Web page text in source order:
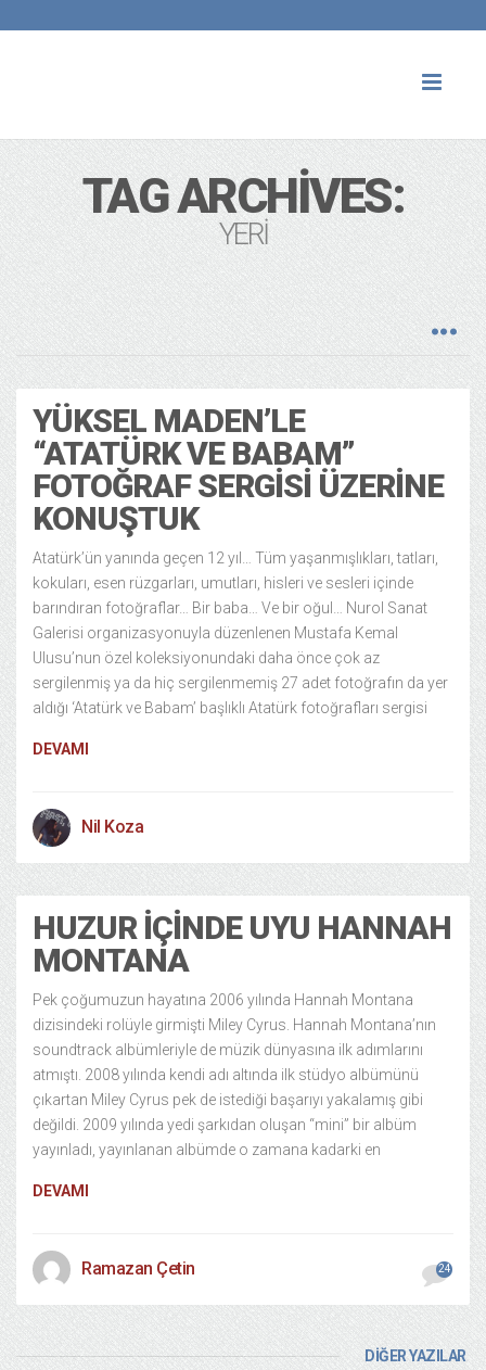
TAG ARCHIVES:
YERI
YÜKSEL MADEN’LE
“ATATÜRK VE BABAM”
FOTOĞRAF SERGISI ÜZERINE
KONUŞTUK
Atatürk’ün yanında geçen 12 yıl… Tüm yaşanmışlıkları, tatları,
kokuları, esen rüzgarları, umutları, hisleri ve sesleri içinde
barındıran fotoğraflar… Bir baba… Ve bir oğul… Nurol Sanat
Galerisi organizasyonuyla düzenlenen Mustafa Kemal
Ulusu’nun özel koleksiyonundaki daha önce çok az
sergilenmiş ya da hiç sergilenmemiş 27 adet fotoğrafın da yer
aldığı ‘Atatürk ve Babam’ başlıklı Atatürk fotoğrafları sergisi
DEVAMI
Nil Koza
HUZUR İÇINDE UYU HANNAH
MONTANA
Pek çoğumuzun hayatına 2006 yılında Hannah Montana
dizisindeki rolüyle girmişti Miley Cyrus. Hannah Montana’nın
soundtrack albümleriyle de müzik dünyasına ilk adımlarını
atmıştı. 2008 yılında kendi adı altında ilk stüdyo albümünü
çıkartan Miley Cyrus pek de istediği başarıyı yakalamış gibi
değildi. 2009 yılında yedi şarkıdan oluşan “mini” bir albüm
yayınladı, yayınlanan albümde o zamana kadarki en
DEVAMI
Ramazan Çetin 24
DİĞER YAZILAR